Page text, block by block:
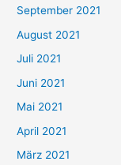
n
n
a
c
h
:
September 2021
August 2021
Juli 2021
Juni 2021
Mai 2021
April 2021
März 2021